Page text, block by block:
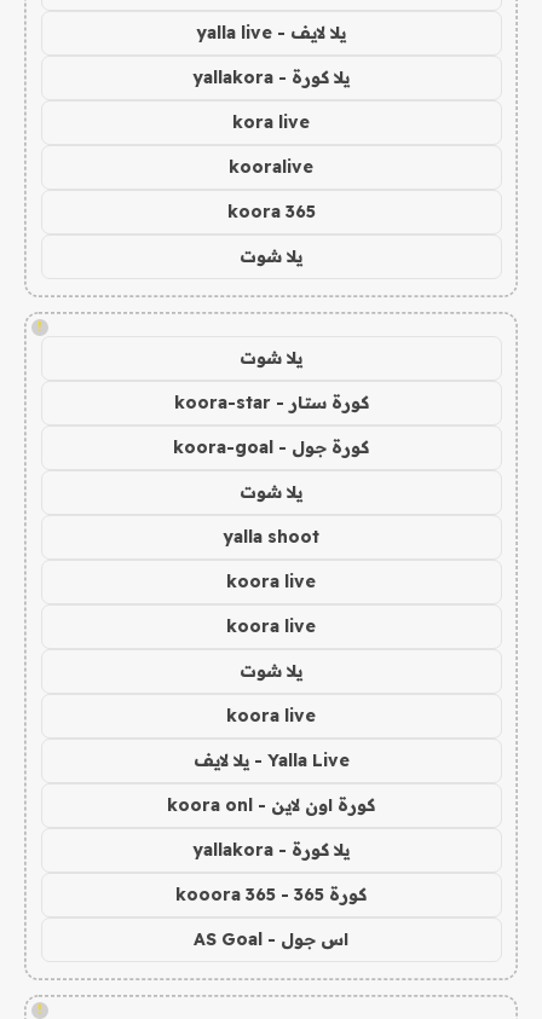
يلا لايف - yalla live
يلا كورة - yallakora
kora live
kooralive
koora 365
يلا شوت
!
يلا شوت
كورة ستار - koora-star
كورة جول - koora-goal
يلا شوت
yalla shoot
koora live
koora live
يلا شوت
koora live
Yalla Live - يلا لايف
كورة اون لاين - koora onl
يلا كورة - yallakora
كورة 365 - kooora 365
اس جول - AS Goal
!